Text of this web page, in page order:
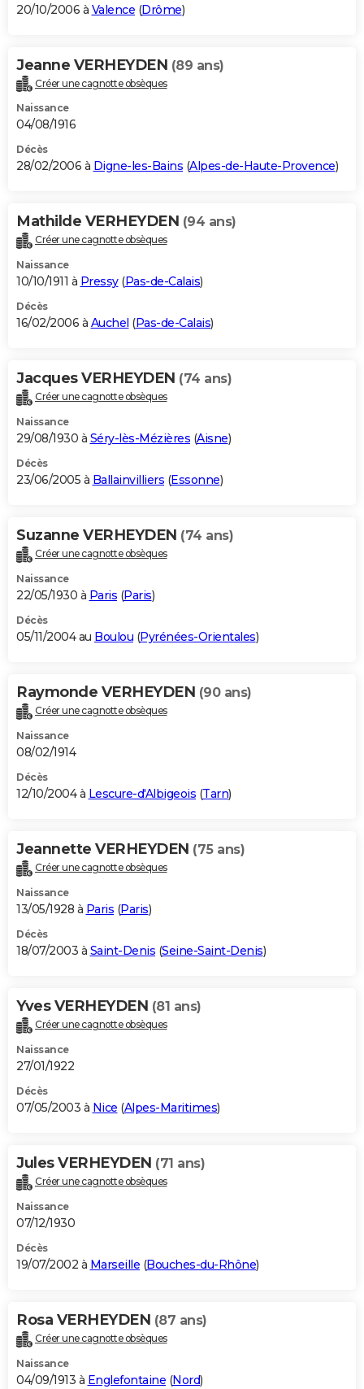
20/10/2006 à Valence (Drôme)
Jeanne VERHEYDEN (89 ans)
Créer une cagnotte obsèques
Naissance
04/08/1916
Décès
28/02/2006 à Digne-les-Bains (Alpes-de-Haute-Provence)
Mathilde VERHEYDEN (94 ans)
Créer une cagnotte obsèques
Naissance
10/10/1911 à Pressy(Pas-de-Calais)
Décès
16/02/2006 à Auchel (Pas-de-Calais)
Jacques VERHEYDEN (74 ans)
Créer une cagnotte obsèques
Naissance
29/08/1930 à Séry-lès-Mézières (Aisne)
Décès
23/06/2005 à Ballainvilliers (Essonne)
Suzanne VERHEYDEN (74 ans)
Créer une cagnotte obsèques
Naissance
22/05/1930 à Paris (Paris)
Décès
05/11/2004 au Boulou (Pyrénées-Orientales)
Raymonde VERHEYDEN (90 ans)
Créer une cagnotte obsèques
Naissance
08/02/1914
Décès
12/10/2004 à Lescure-d'Albigeois (Tarn)
Jeannette VERHEYDEN (75 ans)
Créer une cagnotte obsèques
Naissance
13/05/1928 à Paris (Paris)
Décès
18/07/2003 à Saint-Denis (Seine-Saint-Denis)
Yves VERHEYDEN (81 ans)
Créer une cagnotte obsèques
Naissance
27/01/1922
Décès
07/05/2003 à Nice (Alpes-Maritimes)
Jules VERHEYDEN (71 ans)
Créer une cagnotte obsèques
Naissance
07/12/1930
Décès
19/07/2002 à Marseille (Bouches-du-Rhône)
Rosa VERHEYDEN (87 ans)
Créer une cagnotte obsèques
Naissance
04/09/1913 à Englefontaine (Nord)